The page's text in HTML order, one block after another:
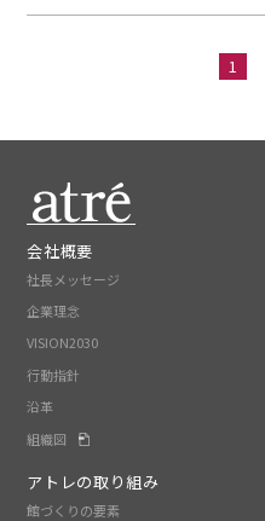
1
会社概要
社長メッセージ
企業理念
VISION2030
行動指針
沿革
組織図
アトレの取り組み
館づくりの要素